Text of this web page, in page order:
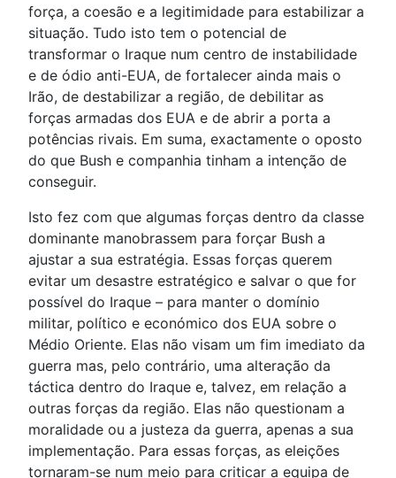
força, a coesão e a legitimidade para estabilizar a
situação. Tudo isto tem o potencial de
transformar o Iraque num centro de instabilidade
e de ódio anti-EUA, de fortalecer ainda mais o
Irão, de destabilizar a região, de debilitar as
forças armadas dos EUA e de abrir a porta a
potências rivais. Em suma, exactamente o oposto
do que Bush e companhia tinham a intenção de
conseguir.
Isto fez com que algumas forças dentro da classe
dominante manobrassem para forçar Bush a
ajustar a sua estratégia. Essas forças querem
evitar um desastre estratégico e salvar o que for
possível do Iraque – para manter o domínio
militar, político e económico dos EUA sobre o
Médio Oriente. Elas não visam um fim imediato da
guerra mas, pelo contrário, uma alteração da
táctica dentro do Iraque e, talvez, em relação a
outras forças da região. Elas não questionam a
moralidade ou a justeza da guerra, apenas a sua
implementação. Para essas forças, as eleições
tornaram-se num meio para criticar a equipa de